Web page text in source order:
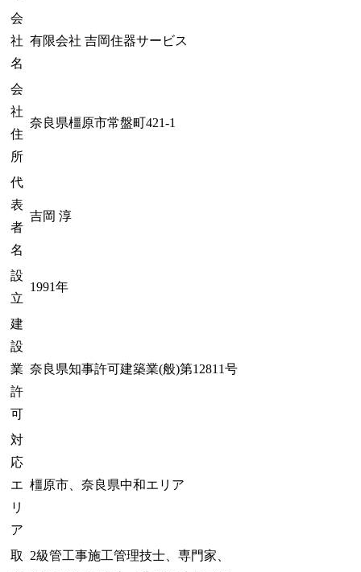
会
社
名
有限会社 吉岡住器サービス
会
社
住
所
奈良県橿原市常盤町421-1
代
表
者
名
吉岡 淳
設
立
1991年
建
設
業
許
可
奈良県知事許可建築業(般)第12811号
対
応
エ
リ
ア
橿原市、奈良県中和エリア
取
2級管工事施工管理技士、専門家、